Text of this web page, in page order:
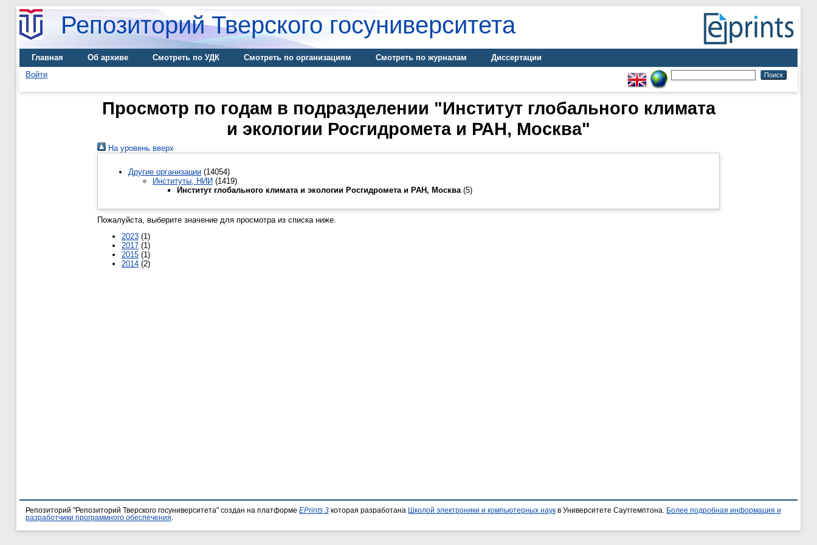
Репозиторий Тверского госуниверситета
Главная Об архиве Смотреть по УДК Смотреть по организациям Смотреть по журналам
Диссертации
Войти
Просмотр по годам в подразделении "Институт глобального климата
и экологии Росгидромета и РАН, Москва"
На уровень вверх
Другие организации (14054)
Институты, НИИ (1419)
Институт глобального климата и экологии Росгидромета и РАН, Москва (5)
Пожалуйста, выберите значение для просмотра из списка ниже.
2023 (1)
2017 (1)
2015 (1)
2014 (2)
Репозиторий "Репозиторий Тверского госуниверситета" создан на платформе EPrints 3 которая разработана Школой электроники и компьютерных наук в Университете Саутгемптона.
Более подробная информация и
разработчики программного обеспечения